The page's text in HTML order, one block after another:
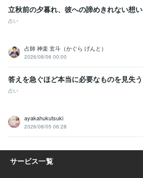
立秋前の夕暮れ、彼への諦めきれない想い
占い
占師 神楽 玄斗（かぐら げんと）
2026/08/06 00:00
答えを急ぐほど本当に必要なものを見失う
占い
ayakahukutsuki
2026/08/05 06:28